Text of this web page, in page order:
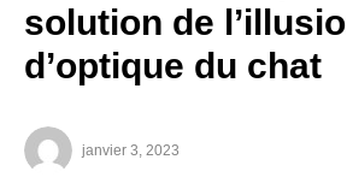
solution de
d’optique du chat
janvier 3, 2023